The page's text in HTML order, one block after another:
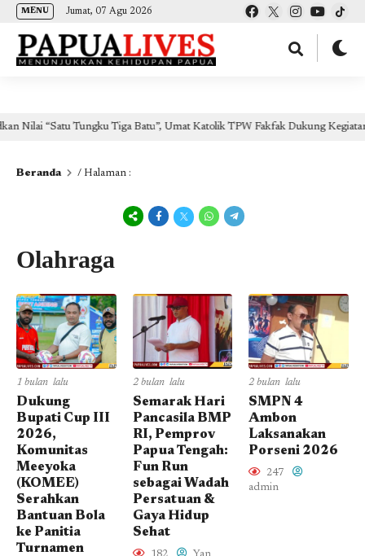
(self.SWG_BASIC = self.SWG_BASIC || []).push( basicSubscriptions => {
basicSubscriptions.init({ type: "NewsArticle", isPartOfType: ["Product"], isPartOfProductId:
MENU Jumat, 07 Agu 2026
“Satu Tungku Tiga Batu”, Umat Katolik TPW Fakfak Dukung Kegiatan
Beranda / Halaman :
Olahraga
1 bulan lalu
Dukung
Bupati Cup III
2026,
Komunitas
Meeyoka
(KOMEE)
Serahkan
Bantuan Bola
ke Panitia
Turnamen
2 bulan lalu
Semarak Hari
Pancasila BMP
RI, Pemprov
Papua Tengah:
Fun Run
sebagai Wadah
Persatuan &
Gaya Hidup
Sehat
2 bulan lalu
SMPN 4
Ambon
Laksanakan
Porseni 2026
247
admin